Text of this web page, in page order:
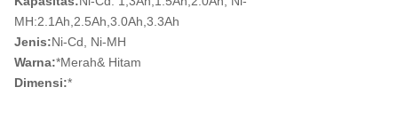
MH:2.1Ah,2.5Ah,3.0Ah,3.3Ah
Jenis:Ni-Cd, Ni-MH
Warna:*Merah& Hitam
Dimensi:*